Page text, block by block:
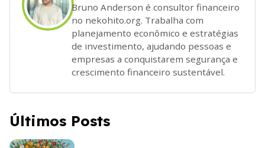
Bruno Anderson é consultor financeiro
no nekohito.org. Trabalha com
planejamento econômico e estratégias
de investimento, ajudando pessoas e
empresas a conquistarem segurança e
crescimento financeiro sustentável.
Últimos Posts